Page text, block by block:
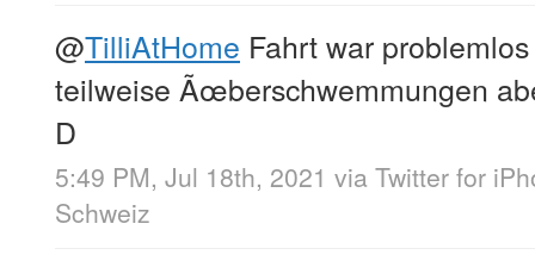
@TilliAtHome Fahrt war
teilweise Ãœberschwemmungen
D
5:49 PM, Jul 18th, 2021 via Twitter for
Schweiz